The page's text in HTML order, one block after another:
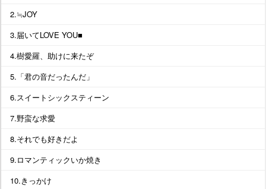
2.≒JOY
3.届いてLOVE YOU■
4.樹愛羅、助けに来たぞ
5.「君の音だったんだ」
6.スイートシックスティーン
7.野蛮な求愛
8.それでも好きだよ
9.ロマンティックいか焼き
10.きっかけ